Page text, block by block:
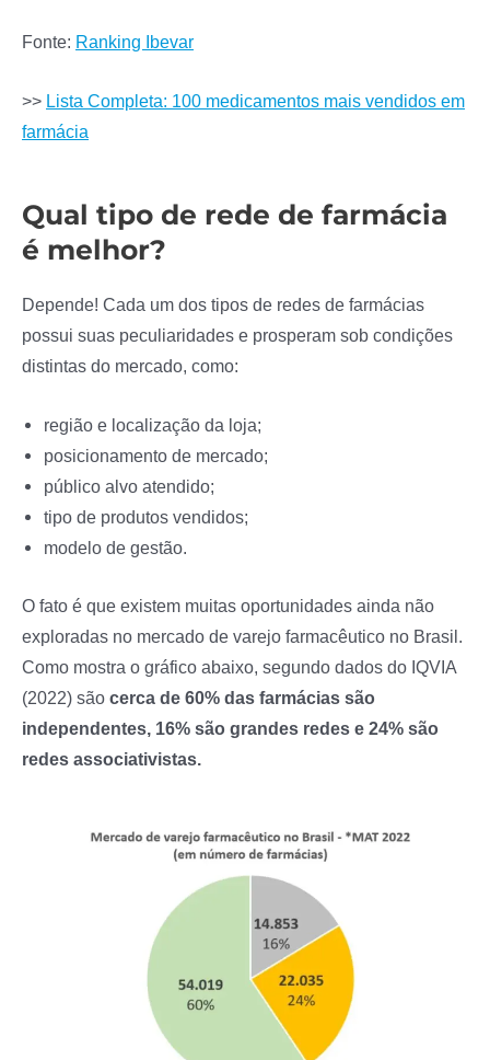
Fonte: Ranking Ibevar
>> Lista Completa: 100 medicamentos mais vendidos em
farmácia
Qual tipo de rede de farmácia
é melhor?
Depende! Cada um dos tipos de redes de farmácias
possui suas peculiaridades e prosperam sob condições
distintas do mercado, como:
região e localização da loja;
posicionamento de mercado;
público alvo atendido;
tipo de produtos vendidos;
modelo de gestão.
O fato é que existem muitas oportunidades ainda não
exploradas no mercado de varejo farmacêutico no Brasil.
Como mostra o gráfico abaixo, segundo dados do IQVIA
(2022) são cerca de 60% das farmácias são
independentes, 16% são grandes redes e 24% são
redes associativistas.